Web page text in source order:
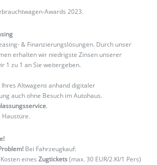
Awards 2023.
& Finanzierungslösungen. Durch unser
erhalten wir niedrigste Zinsen unserer
1 zu 1 an Sie weitergeben.
Ihres Altwagens anhand digitaler
auch ohne Besuch im Autohaus.
.
Haustüre.
Bei Fahrzeugkauf:
eines Zugtickets(max. 30 EUR/2.Kl/1 Pers)